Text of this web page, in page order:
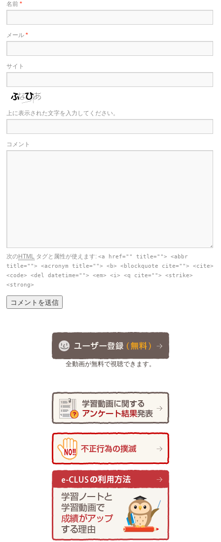
名前*
メール*
サイト
上に表示された文字を入力してください。
コメント
次のHTML タグと属性が使えます:<a href="" title=""> <abbr
title=""> <acronym title=""> <b> <blockquote cite=""> <cite>
<code> <del datetime=""> <em> <i> <q cite=""> <strike>
<strong>
全動画が無料で視聴できます。